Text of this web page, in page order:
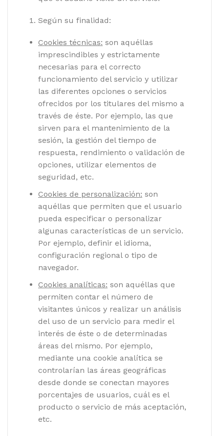
Según su finalidad:
Cookies técnicas: son aquéllas
imprescindibles y estrictamente
necesarias para el correcto
funcionamiento del servicio y utilizar
las diferentes opciones o servicios
ofrecidos por los titulares del mismo a
través de éste. Por ejemplo, las que
sirven para el mantenimiento de la
sesión, la gestión del tiempo de
respuesta, rendimiento o validación de
opciones, utilizar elementos de
seguridad, etc.
Cookies de personalización: son
aquéllas que permiten que el usuario
pueda especificar o personalizar
algunas características de un servicio.
Por ejemplo, definir el idioma,
configuración regional o tipo de
navegador.
Cookies analíticas: son aquéllas que
permiten contar el número de
visitantes únicos y realizar un análisis
del uso de un servicio para medir el
interés de éste o de determinadas
áreas del mismo. Por ejemplo,
mediante una cookie analítica se
controlarían las áreas geográficas
desde donde se conectan mayores
porcentajes de usuarios, cuál es el
producto o servicio de más aceptación,
etc.